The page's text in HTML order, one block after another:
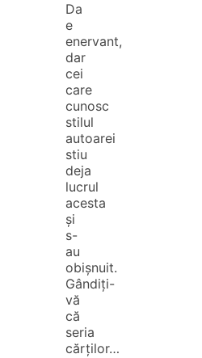
Da
e
enervant,
dar
cei
care
cunosc
stilul
autoarei
stiu
deja
lucrul
acesta
și
s-
au
obișnuit.
Gândiți-
vă
că
seria
cărților…